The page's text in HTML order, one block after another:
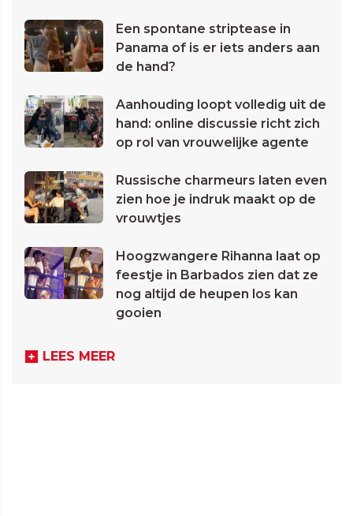
Een spontane striptease in
Panama of is er iets anders aan
de hand?
Aanhouding loopt volledig uit de
hand: online discussie richt zich
op rol van vrouwelijke agente
Russische charmeurs laten even
zien hoe je indruk maakt op de
vrouwtjes
Hoogzwangere Rihanna laat op
feestje in Barbados zien dat ze
nog altijd de heupen los kan
gooien
LEES MEER